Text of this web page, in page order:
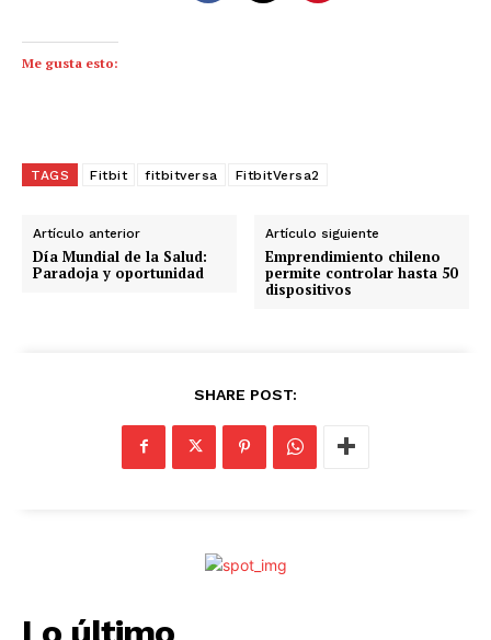
Me gusta esto:
TAGS Fitbit fitbitversa FitbitVersa2
Artículo anterior
Día Mundial de la Salud:
Paradoja y oportunidad
Artículo siguiente
Emprendimiento chileno
permite controlar hasta 50
dispositivos
SHARE POST: